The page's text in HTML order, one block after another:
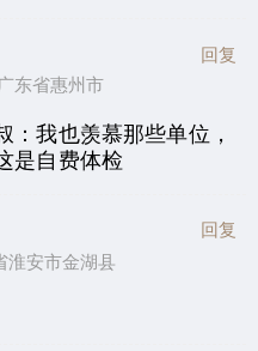
东省惠州市
回复
：我也羡慕那些单位，
是自费体检
安市金湖县
回复